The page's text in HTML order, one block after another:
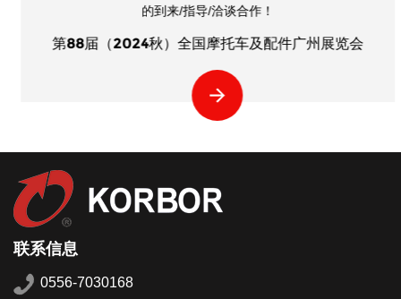
的到来/指导/洽谈合作！
第88届（2024秋）全国摩托车及配件广州展览会
联系信息
0556-7030168